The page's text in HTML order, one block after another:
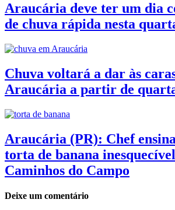
Araucária deve ter um dia
de chuva rápida nesta
Chuva voltará a dar às
Araucária a partir de
Araucária (PR): Chef
torta de banana
Caminhos do Campo
Deixe um comentário